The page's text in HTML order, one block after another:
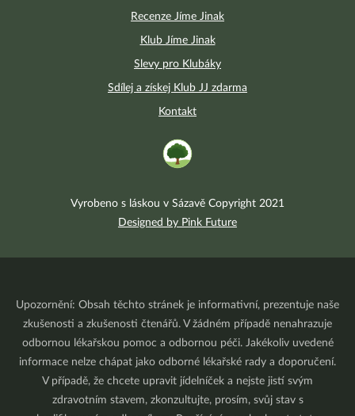
Recenze Jíme Jinak
Klub Jíme Jinak
Slevy pro Klubáky
Sdílej a získej Klub JJ zdarma
Kontakt
Vyrobeno s láskou v Sázavě Copyright 2021
Designed by Pink Future
Upozornění: Obsah těchto stránek je informativní, prezentuje naše
zkušenosti a zkušenosti čtenářů. V žádném případě nenahrazuje
odbornou lékařskou pomoc a odbornou péči. Jakékoliv uvedené
informace nelze chápat jako odborné lékařské rady a doporučení.
V případě, že chcete upravit jídelníček a nejste jistí svým
zdravotním stavem, zkonzultujte, prosím, svůj stav s